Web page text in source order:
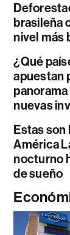
brasileña
nivel más
¿Qué
apuestan
nuevas
Estas son
América
nocturno
de sueño